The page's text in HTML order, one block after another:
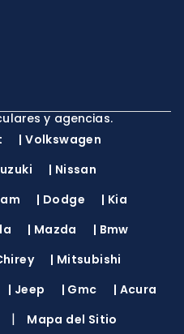
y agencias.
|Volkswagen
| Nissan
| Dodge | Kia
| Mazda | Bmw
| Mitsubishi
| Jeep | Gmc | Acura
| Mapa del Sitio